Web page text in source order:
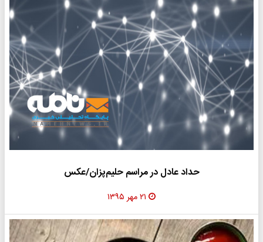
حداد عادل در مراسم حلیم‌پزان/عکس
۲۱ مهر ۱۳۹۵